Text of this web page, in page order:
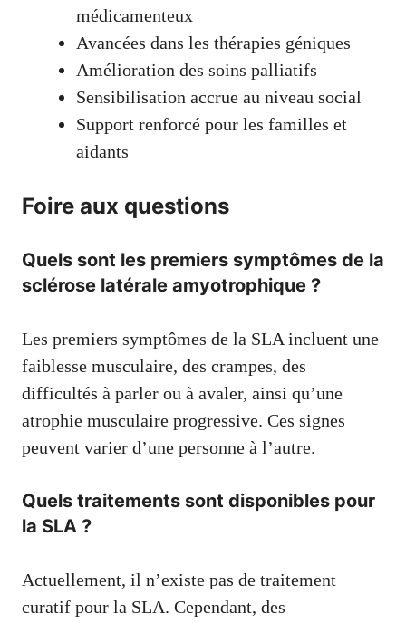
médicamenteux
Avancées dans les thérapies géniques
Amélioration des soins palliatifs
Sensibilisation accrue au niveau social
Support renforcé pour les familles et
aidants
Foire aux questions
Quels sont les premiers symptômes de la
sclérose latérale amyotrophique ?
Les premiers symptômes de la SLA incluent une
faiblesse musculaire, des crampes, des
difficultés à parler ou à avaler, ainsi qu’une
atrophie musculaire progressive. Ces signes
peuvent varier d’une personne à l’autre.
Quels traitements sont disponibles pour
la SLA ?
Actuellement, il n’existe pas de traitement
curatif pour la SLA. Cependant, des